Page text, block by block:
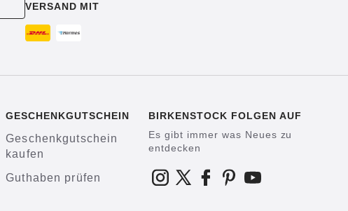
VERSAND MIT
GESCHENKGUTSCHEIN
Geschenkgutschein
kaufen
Guthaben prüfen
BIRKENSTOCK FOLGEN AUF
Es gibt immer was Neues zu
entdecken